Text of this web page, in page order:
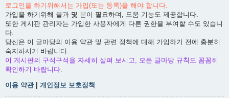
로그인을 하기위해서는 가입(또는 등록)을 해야 합니다.
가입을 하기위해 불과 몇 분이 필요하며, 도움 기능도 제공합니다.
또한 게시판 관리자는 가입한 사용자에게 다른 권한을 부여할 수도 있습니
다.
당신은 이 글마당의 이용 약관 및 관련 정책에 대해 가입하기 전에 충분히
숙지하시기 바랍니다.
이 게시판의 구석구석을 자세히 살펴 보시고, 모든 글마당 규칙도 꼼꼼히
확인하기 바랍니다.
이용 약관| 개인정보 보호정책